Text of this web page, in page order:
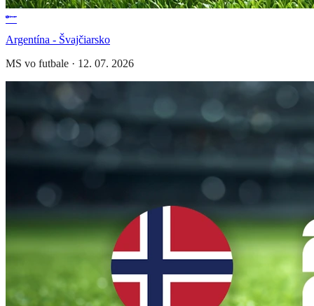
Argentína - Švajčiarsko
MS vo futbale · 12. 07. 2026